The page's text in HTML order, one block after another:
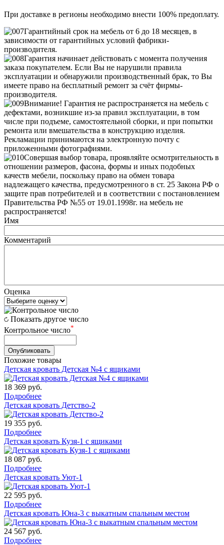
При доставке в регионы необходимо внести 100% предоплату.
Гарантийный срок на мебель от 6 до 18 месяцев, в
зависимости от гарантийных условий фабрики-
производителя.
Гарантия начинает действовать с момента получения
заказа покупателем. Если Вы не нарушили правила
эксплуатации и обнаружили производственный брак, то Вы
имеете право на бесплатный ремонт за счёт фирмы-
производителя.
Внимание! Гарантия не распространяется на мебель с
дефектами, возникшие из-за правил эксплуатации, в том
числе при подъеме, самостоятельной сборки, и при попытки
ремонта или вмешательства в конструкцию изделия.
Рекламации принимаются на электронную почту с
приложенными фотографиями.
Совершая выбор товара, проявляйте осмотрительность в
отношении размеров, фасона, формы и иных подобных
качеств мебели, поскольку право на обмен товара
надлежащего качества, предусмотренного в ст. 25 Закона РФ о
защите прав потребителей и в соответствии с постановлением
Правительства РФ №55 от 19.01.1998г. на мебель не
распространяется!
Имя
Комментарий
Оценка
Показать другое число
Контрольное число*
Похожие товары
Детская кровать Детская №4 с ящиками
18 369 руб.
Подробнее
Детская кровать Детство-2
19 355 руб.
Подробнее
Детская кровать Кузя-1 с ящиками
18 087 руб.
Подробнее
Детская кровать Уют-1
22 595 руб.
Подробнее
Детская кровать Юна-3 с выкатным спальным местом
24 567 руб.
Подробнее